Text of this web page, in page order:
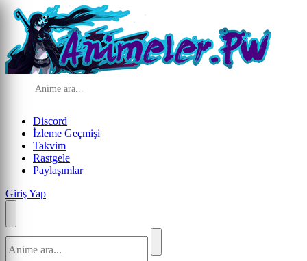
Discord
İzleme Geçmişi
Takvim
Rastgele
Paylaşımlar
Giriş Yap